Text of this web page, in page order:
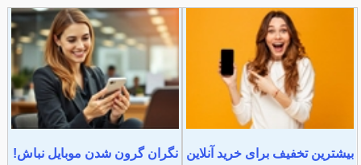
بیشترین تخفیف برای خرید آنلاین
نگران گرون شدن موبایل نباش!